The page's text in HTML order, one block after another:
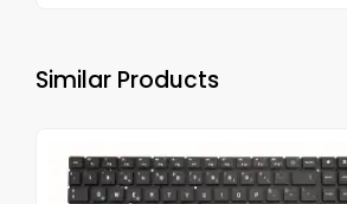
Similar Products